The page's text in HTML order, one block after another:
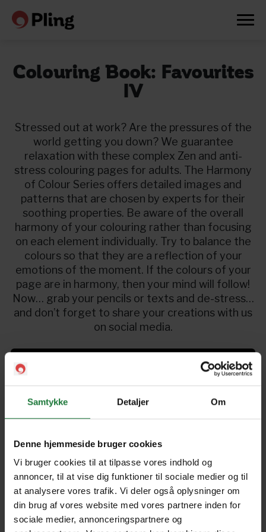
Samtykke Detaljer Om
Denne hjemmeside bruger cookies
Vi bruger cookies til at tilpasse vores indhold og
annoncer, til at vise dig funktioner til sociale medier og til
at analysere vores trafik. Vi deler også oplysninger om
din brug af vores website med vores partnere inden for
sociale medier, annonceringspartnere og
Prøv en måned gratis
Colouring Book: Favourites
IV
Stressed out at work? Are the pressures of the
world getting you down? We guarantee
relaxation with these complex Zen and anti-
stress colouring pages for adults. The Harmony
of Colour Series offers detailed images and
patterns that are chosen by experts for their
soothing properties. Be aware of the overall
harmony of your colouring rather than focusing
on each element individually. Try to balance the
colours so that they are a reflection of your
emotions of the moment. If the colours of your
page are in harmony, then your mind will follow!
Now… grab your pencils or texts and de-stress
and don’t forget to share your creations with us
on social media.
Forrige Næste